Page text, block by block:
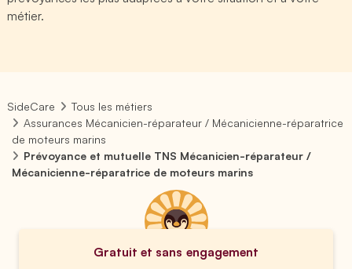
métier.
SideCare
Tous les métiers
Assurances Mécanicien-réparateur / Mécanicienne-réparatrice
de moteurs marins
Prévoyance et mutuelle TNS Mécanicien-réparateur /
Mécanicienne-réparatrice de moteurs marins
Gratuit et sans engagement